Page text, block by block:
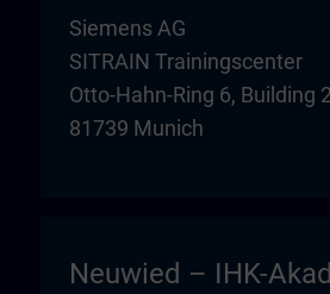
Siemens AG
SITRAIN Trainingscenter
Otto-Hahn-Ring 6, Building
81739 Munich
Neuwied – IHK-